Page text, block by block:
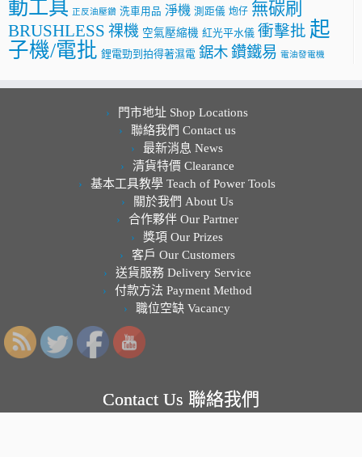
動工具 正反油壓鑽 洗車用品 淨機 測距儀 炮仔 無碳刷
BRUSHLESS 祼機 空氣壓縮機 紅光平水儀 衝擊批 起
子機/電批 鋰電勁到拍得著濕電 鋸木 鑽鐵易 電油發電機
門市地址 Shop Locations
聯絡我們 Contact us
最新消息 News
清貨特價 Clearance
基本工具教學 Teach of Power Tools
關於我們 About Us
合作夥伴 Our Partner
獎項 Our Prizes
客戶 Our Customers
送貨服務 Delivery Service
付款方法 Payment Method
職位空缺 Vacancy
Contact Us 聯絡我們